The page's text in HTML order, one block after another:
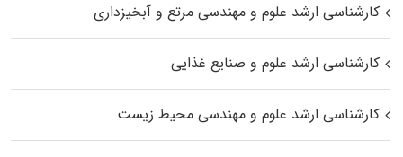
کارشناسی ارشد علوم و مهندسی مرتع و آبخیزداری
کارشناسی ارشد علوم و صنایع غذایی
کارشناسی ارشد علوم و مهندسی محیط زیست